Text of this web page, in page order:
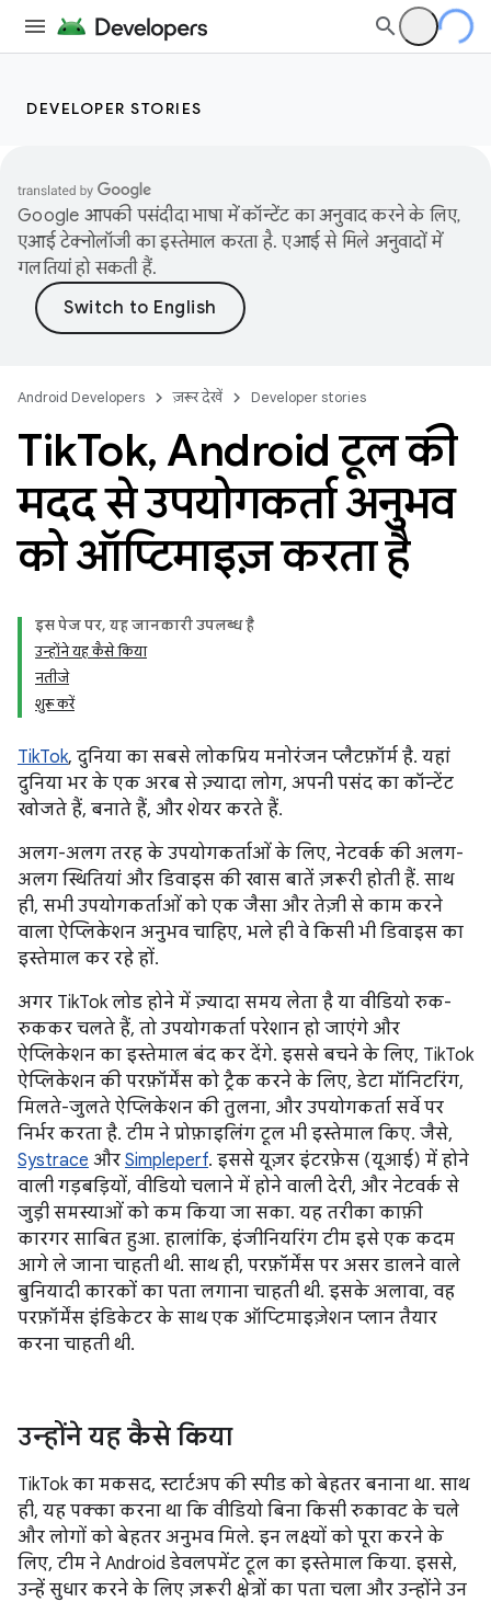
DEVELOPER STORIES
Google आपकी पसंदीदा भाषा में कॉन्टेंट का अनुवाद करने के लिए,
एआई टेक्नोलॉजी का इस्तेमाल करता है. एआई से मिले अनुवादों में
गलतियां हो सकती हैं.
Android Developers ज़रूर देखें Developer stories
TikTok, Android टूल की
मदद से उपयोगकर्ता अनुभव
को ऑप्टिमाइज़ करता है
इस पेज पर, यह जानकारी उपलब्ध है
उन्होंने यह कैसे किया
नतीजे
शुरू करें
TikTok, दुनिया का सबसे लोकप्रिय मनोरंजन प्लैटफ़ॉर्म है. यहां
दुनिया भर के एक अरब से ज़्यादा लोग, अपनी पसंद का कॉन्टेंट
खोजते हैं, बनाते हैं, और शेयर करते हैं.
अलग-अलग तरह के उपयोगकर्ताओं के लिए, नेटवर्क की अलग-
अलग स्थितियां और डिवाइस की खास बातें ज़रूरी होती हैं. साथ
ही, सभी उपयोगकर्ताओं को एक जैसा और तेज़ी से काम करने
वाला ऐप्लिकेशन अनुभव चाहिए, भले ही वे किसी भी डिवाइस का
इस्तेमाल कर रहे हों.
अगर TikTok लोड होने में ज़्यादा समय लेता है या वीडियो रुक-
रुककर चलते हैं, तो उपयोगकर्ता परेशान हो जाएंगे और
ऐप्लिकेशन का इस्तेमाल बंद कर देंगे. इससे बचने के लिए, TikTok
ऐप्लिकेशन की परफ़ॉर्मेंस को ट्रैक करने के लिए, डेटा मॉनिटरिंग,
मिलते-जुलते ऐप्लिकेशन की तुलना, और उपयोगकर्ता सर्वे पर
निर्भर करता है. टीम ने प्रोफ़ाइलिंग टूल भी इस्तेमाल किए. जैसे,
Systrace और Simpleperf. इससे यूज़र इंटरफ़ेस (यूआई) में होने
वाली गड़बड़ियों, वीडियो चलाने में होने वाली देरी, और नेटवर्क से
जुड़ी समस्याओं को कम किया जा सका. यह तरीका काफ़ी
कारगर साबित हुआ. हालांकि, इंजीनियरिंग टीम इसे एक कदम
आगे ले जाना चाहती थी. साथ ही, परफ़ॉर्मेंस पर असर डालने वाले
बुनियादी कारकों का पता लगाना चाहती थी. इसके अलावा, वह
परफ़ॉर्मेंस इंडिकेटर के साथ एक ऑप्टिमाइज़ेशन प्लान तैयार
करना चाहती थी.
उन्होंने यह कैसे किया
TikTok का मकसद, स्टार्टअप की स्पीड को बेहतर बनाना था. साथ
ही, यह पक्का करना था कि वीडियो बिना किसी रुकावट के चले
और लोगों को बेहतर अनुभव मिले. इन लक्ष्यों को पूरा करने के
लिए, टीम ने Android डेवलपमेंट टूल का इस्तेमाल किया. इससे,
उन्हें सुधार करने के लिए ज़रूरी क्षेत्रों का पता चला और उन्होंने उन